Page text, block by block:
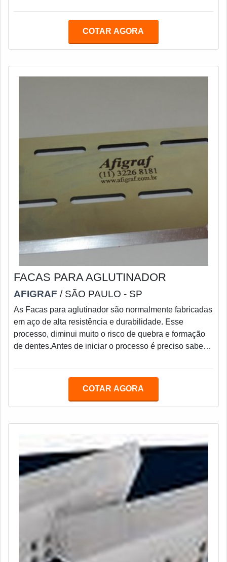
COTAR AGORA
FACAS PARA AGLUTINADOR
AFIGRAF / SÃO PAULO - SP
As Facas para aglutinador são normalmente fabricadas
em aço de alta resistência e durabilidade. Esse
processo, diminui muito o risco de quebra e formação
de dentes.Antes de iniciar o processo é preciso saber
conforme a densidade do material e sua resistência, é
comercializadas pela Afigraf são produzidas com
COTAR AGORA